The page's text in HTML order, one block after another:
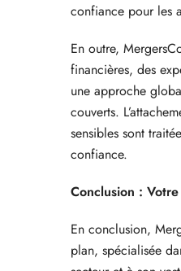
confiance pour les
En outre,
financières, des
une approche
couverts.
sensibles sont
confiance.
Conclusion :
En conclusion,
plan, spécialisée